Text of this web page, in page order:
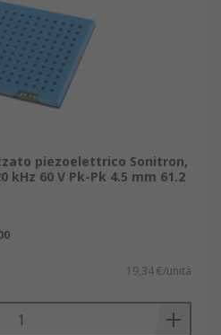
piezoelettrico Sonitron,
kHz 60 V Pk-Pk 4.5 mm 61.2
19,34 €/unità